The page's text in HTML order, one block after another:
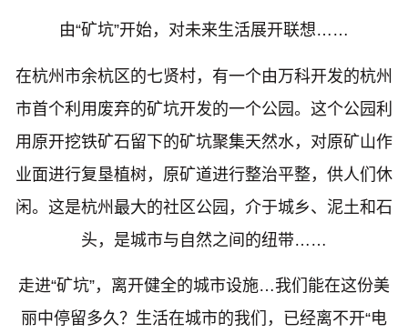
由“矿坑”开始，对未来生活展开联想……
在杭州市余杭区的七贤村，有一个由万科开发的杭州
市首个利用废弃的矿坑开发的一个公园。这个公园利
用原开挖铁矿石留下的矿坑聚集天然水，对原矿山作
业面进行复垦植树，原矿道进行整治平整，供人们休
闲。这是杭州最大的社区公园，介于城乡、泥土和石
头，是城市与自然之间的纽带……
走进“矿坑”，离开健全的城市设施…我们能在这份美
丽中停留多久？生活在城市的我们，已经离不开“电